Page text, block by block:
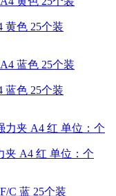
黄色 25个装
蓝色 25个装
夹 A4 红 单位：个